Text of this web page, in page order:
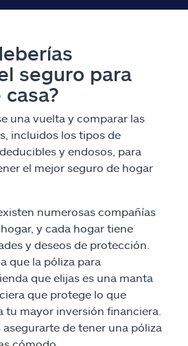
seguro para
una vuelta y comparar las
incluidos los tipos de
y endosos, para
el mejor seguro de hogar
numerosas compañías
y cada hogar tiene
y deseos de protección.
que la póliza para
que elijas es una manta
que protege lo que
tu mayor inversión financiera.
de tener una póliza